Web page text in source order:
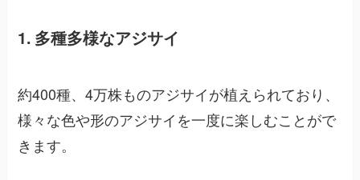
1. 多種多様なアジサイ
約400種、4万株ものアジサイが植えられており、
様々な色や形のアジサイを一度に楽しむことがで
きます。